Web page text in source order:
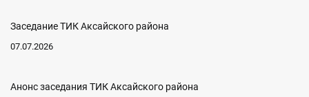
Заседание ТИК Аксайского района
07.07.2026
Анонс заседания ТИК Аксайского района